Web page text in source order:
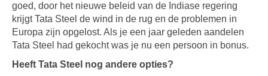
goed, door het nieuwe beleid van de Indiase regering
krijgt Tata Steel de wind in de rug en de problemen in
Europa zijn opgelost. Als je een jaar geleden aandelen
Tata Steel had gekocht was je nu een persoon in bonus.
Heeft Tata Steel nog andere opties?